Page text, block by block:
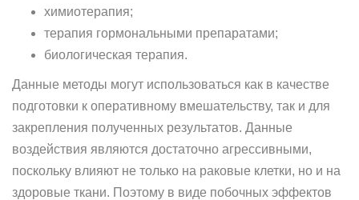
химиотерапия;
терапия гормональными препаратами;
биологическая терапия.
Данные методы могут использоваться как в качестве
подготовки к оперативному вмешательству, так и для
закрепления полученных результатов. Данные
воздействия являются достаточно агрессивными,
поскольку влияют не только на раковые клетки, но и на
здоровые ткани. Поэтому в виде побочных эффектов